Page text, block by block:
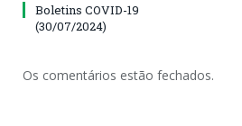
Boletins COVID-19
(30/07/2024)
Os comentários estão fechados.